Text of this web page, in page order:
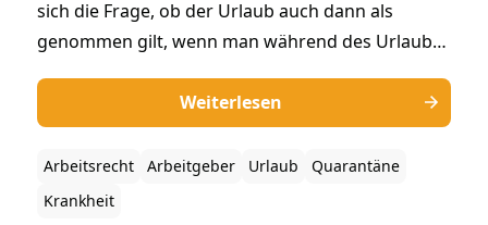
sich die Frage, ob der Urlaub auch dann als
genommen gilt, wenn man während des Urlaubs
Auslandsreise in ein Gebiet mit bestehenden
Infektionskrankheiten. Über diese Frage hat das
BAG in Fortsetzung der Rechtsprechung des
Europäischen Gerichtshofs (EuGH) entschieden.
Weiterlesen
Arbeitsrecht Arbeitgeber Urlaub
Quarantäne
Krankheit